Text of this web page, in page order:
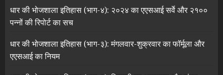
धार की भोजशाला इतिहास (भाग-४): २०२४ का एएसआई सर्वे और २१००
पन्नों की रिपोर्ट का सच
धार की भोजशाला इतिहास (भाग-३): मंगलवार-शुक्रवार का फॉर्मूला और
एएसआई का नियम